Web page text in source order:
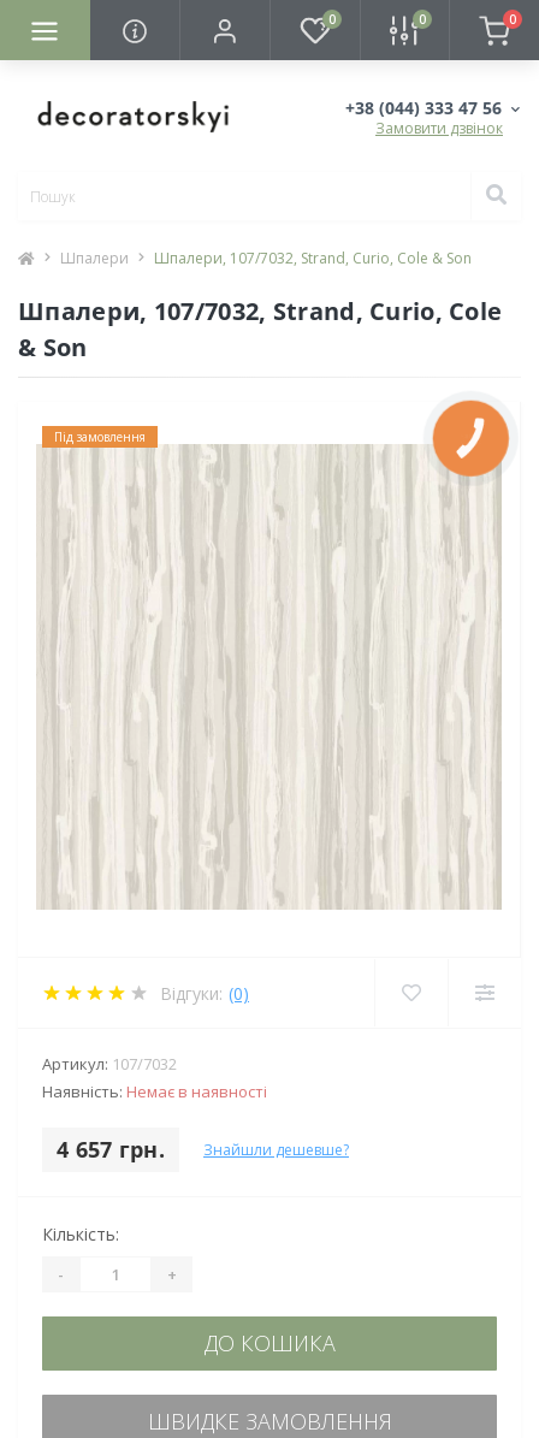
0 0 0
+38 (044) 333 47 56
Замовити дзвінок
Шпалери Шпалери, 107/7032, Strand, Curio, Cole & Son
Шпалери, 107/7032, Strand, Curio, Cole
& Son
Під замовлення
Відгуки: (0)
Артикул: 107/7032
Наявність: Немає в наявності
4 657 грн. Знайшли дешевше?
Кількість:
- +
ДО КОШИКА
ШВИДКЕ ЗАМОВЛЕННЯ